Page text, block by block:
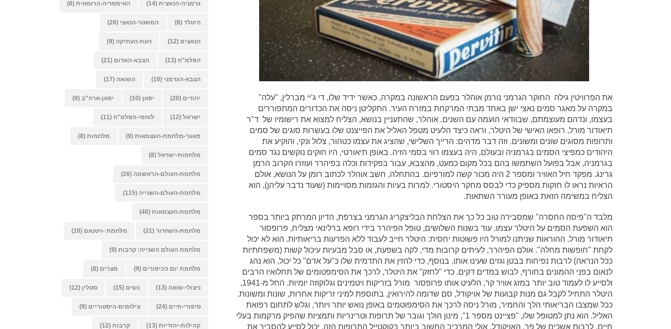
את הפרוויטין גילה החוקר הגרמני נורמן אוהלר בפעם הראשונה במקרה, כאשר ידיד שלו, די ג'יי מברלין, "עלה"
במקרה על מאגר סמים נאצי ישן באחד מבתי המרקחת במזרח העיר. התקליטן ניסה את הכדורים המתפוררים
בעצמו, ונדהם מעוצמתם, שבוודאי הועמה עם השנים. אוהלר, שהתעניין בנושא, הצליח למצוא את רישומיו של ד"ר
תיאודור מורל, רופאו האישי של היטלר, וראה כיצד הלעיט מטפל האליל את הפייצנט שלו בעשרות סוגים של סמים
ותרופות מסוגים שונים ומשונים. וזה דבר מדהים: הרייך השלישי, שהציג את עצמו כטהור, צלול ונקי, והוקיע את
היהודים כמפיצי הסמים בגרמניה ובעולם, היה בעצמו רווי בסמי הזיה. באופן תיאורטי, היו חוקים נוקשים נגד סמים
בגרמניה, אבל בפועל השתמשו בהם בכל מקום כמעט, מהצבא, עבור בפקידות וכלה בפיהרר ועוזרו הקרוב הרמן
גרינג. מפקד חיל האוויר ומספר 2 היה מכור קשה למורפיום. בהתחלה, חשב אוהלר לכתוב רומן על הנושא, אולם
הראיות נראו לו חזקות מספיק כדי לבסס מחקר היסטורי. למרות בעיות והגזמות מסויימות (שעוד נדבר עליהן), הוא
הצליח במשימה הזאת באופן מעורר השתאות.
מלבד ה"פיסה החסרה" שמסבירה טוב כל כך את הצלחת הבליצקריג הגרמני בצרפת, הדיון המרתק ביותר בספר
הוא השפעת הסמים על היטלר עצמו. עוד בשנות השלושים, טופל הפיהרר בידי רופא ברלינאי מצליח, פרופסור
תיאודור מורל. ההוראות שניתנו למורל היו פשוטות יחסית: היטלר חייב לעבוד ללא הפרעות בריאותיות. הוא לא יכול
לקחת "חופשות מחלה". אולם הפיהרר, לעיתים קרובות מדי, לקה בשפעת, או סבל מבעיות עיכול קשות (משפחתיות
ככל הנראה) לרבות נפיחות בבטן וגזים שעינו אותו. בנוסף, כדי להזין את התדמית שלו כ"על אדם" כל יכול, הוא נהג
לנאום בפני ההמונים בחורף, לבוש במדים דקים. כדי "לחזק" את היטלר, לרכך את הסימפטומים של תחלואיו הרבים
ולסייע לו לעמוד טוב יותר במזג אוויר קר, הלעיט אותו פרופסור מורל בזריקות ויטמינים וגלוקוזה יומיות. החל מ-1941,
היטלר התחיל לקבל גם מנות קבועות של אויקודל, סם שדומה להירואין, בתוספת למיני זריקות אחרות, שונות ומשונות.
ככל שמצבו הבריאותי הלך והחמיר, מורל ניסה לרכך את הסימפוטמים באופן נואש יותר ויותר, וגלש לתחום רפואת
האליל. הוא נתן למטופל שלו, "פציינט מספר 1", מינון הולך וגובר של תרופות וטרינריות ותמציות שהפיק מרקמות בעלי
חיים, לרבות אשכים של פר. האויקודל, אולי המרכיב החשוב ביותר בקוקטייל התרופות הזה, יכול לסייע להסביר את
גרמניה-הנאצית (14) האימפריה-הרומאית (8)
היטלר (8) המשטר-הנאצי (20)
הנאצים (12) העת-העתיקה (9)
הפלמ"ח (13) הצבא-האדום (21)
הצבא-הגרמני (10) השואה (17)
יהודים (20) יפאן (10) יפאן-ארה"ב (9)
ישראל (12) לוחמי-הפלמ"ח (11)
מאגר-מלחמת-העצמאות (9) מלחמות (8)
מלחמות-ישראל (8)
מלחמת-העולם-הראשונה (26)
מלחמת-העולם-השנייה (115)
מלחמת-העצמאות (40)
מלחמת-השחרור (21) מלחמת -ויטנאם (10)
מלחמת העולם השנייה: קרבות (9)
מלחמת יום הכיפורים (9) מצרים (8)
ניצולי-שואה (13) נשים (15) סטלין (12)
סיפורי-חיים (24) צילומים-היסטוריים (9)
קהילות-יהודיות (13) קרבות (12)